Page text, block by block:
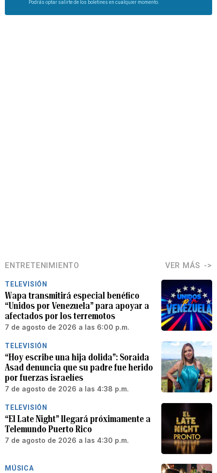
Podrás optar salirte de los boletines en cualquier momento.
ENTRETENIMIENTO VER MÁS
TELEVISIÓN
Wapa transmitirá especial benéfico
“Unidos por Venezuela” para apoyar a
afectados por los terremotos
7 de agosto de 2026 a las 6:00 p.m.
TELEVISIÓN
“Hoy escribe una hija dolida”: Soraida
Asad denuncia que su padre fue herido
por fuerzas israelíes
7 de agosto de 2026 a las 4:38 p.m.
TELEVISIÓN
“El Late Night” llegará próximamente a
Telemundo Puerto Rico
7 de agosto de 2026 a las 4:30 p.m.
MÚSICA